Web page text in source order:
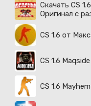
Скачать CS
Оригинал с
CS 1.6 от
CS 1.6 Maqside
CS 1.6 Mayhem